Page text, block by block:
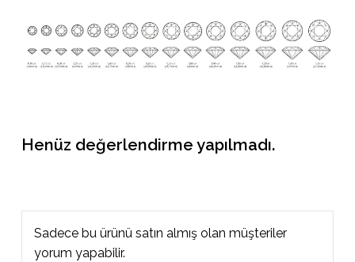
Henüz değerlendirme yapılmadı.
Sadece bu ürünü satın almış olan müşteriler
yorum yapabilir.